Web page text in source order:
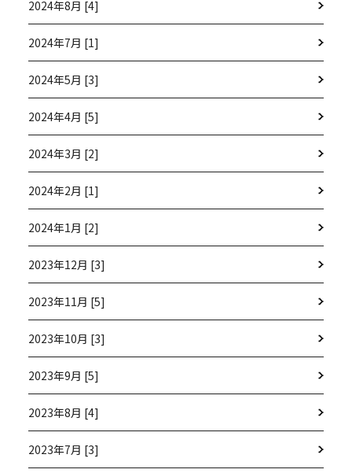
2024年8月 [4]
2024年7月 [1]
2024年5月 [3]
2024年4月 [5]
2024年3月 [2]
2024年2月 [1]
2024年1月 [2]
2023年12月 [3]
2023年11月 [5]
2023年10月 [3]
2023年9月 [5]
2023年8月 [4]
2023年7月 [3]